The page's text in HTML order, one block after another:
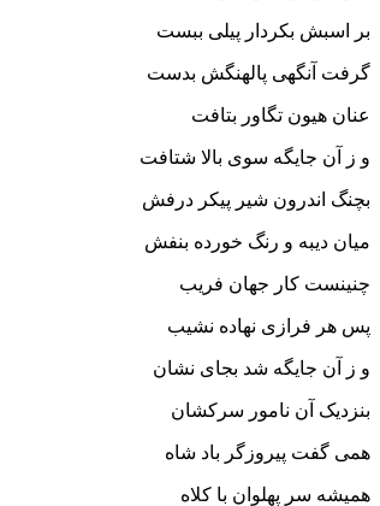
بر اسبش بکردار پیلى ببست
گرفت آنگهى پالهنگش بدست‏
عنان هیون تگاور بتافت
و ز آن جایگه سوى بالا شتافت‏
بچنگ اندرون شیر پیکر درفش
میان دیبه و رنگ خورده بنفش‏
چنینست کار جهان فریب
پس هر فرازى نهاده نشیب‏
و ز آن جایگه شد بجاى نشان
بنزدیک آن نامور سرکشان‏
همى گفت پیروزگر باد شاه
همیشه سر پهلوان با کلاه‏